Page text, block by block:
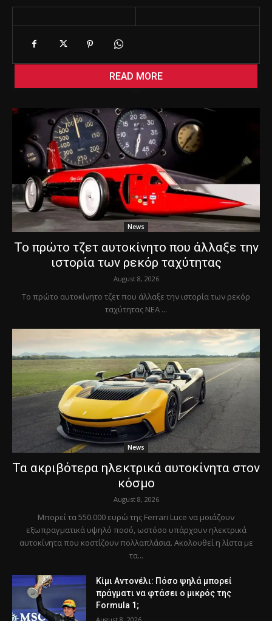
READ MORE
News
Το πρώτο τζετ αυτοκίνητο που άλλαξε την
ιστορία των ρεκόρ ταχύτητας
August 8, 2026
Το πρώτο αυτοκίνητο τζετ που άλλαξε την ιστορία των ρεκόρ
ταχύτητας ΝΕΑ ...
News
Τα ακριβότερα ηλεκτρικά αυτοκίνητα στον
κόσμο
August 8, 2026
Μπορεί τα 550.000 ευρώ της Ferrari Luce να μοιάζουν
εξωπραγματικά υψηλό ποσό, ωστόσο υπάρχουν ηλεκτρικά
αυτοκίνητα που κοστίζουν πολλαπλάσια. Ακολουθεί η λίστα με
τα...
Κίμι Αντονέλι: Πόσο ψηλά μπορεί
πράγματι να φτάσει ο μικρός της
Formula 1;